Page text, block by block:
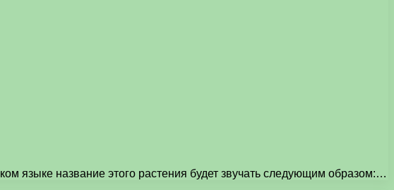
языке название этого растения будет звучать следующим образом:…